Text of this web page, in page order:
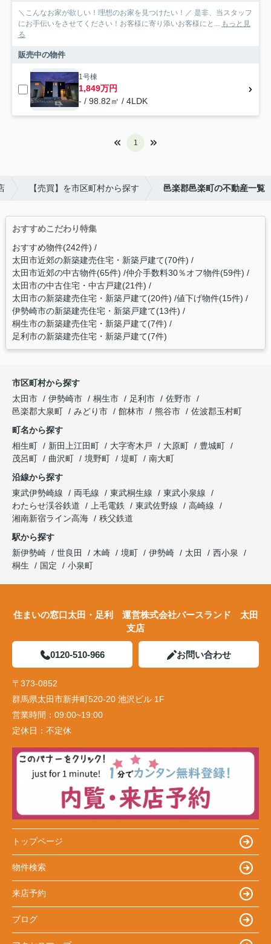
＼こんなお家が欲しい！理想のお家を見つけたい！／ 是非、当スタッフ
にお手伝いをさせてください！お客様に寄り添いお客様にと... もっと見
る
販売中の物件
1号棟
1,849万円
- / 98.82㎡ / 4LDK
1
【売買】を市区町村から探す 邑楽郡邑楽町の不動産一覧
おすすめこだわり特集
おすすめ物件(242件)
太田市近郊の新築建売住宅・新築戸建て(70件)
太田市近郊の中古物件(65件) 仲介手数料30％オフ物件(59件)
太田市の中古住宅・中古戸建(21件)
太田市の新築建売住宅・新築戸建て(20件) 値下げ物件(15件)
伊勢崎市の新築建売住宅・新築戸建て(13件)
桐生市の新築建売住宅・新築戸建て(7件)
足利市の新築建売住宅・新築戸建て(7件)
市区町村から探す
太田市
伊勢崎市 桐生市 足利市
佐野市
邑楽郡大泉町
みどり市 館林市 熊谷市
佐波郡玉村町
町名から探す
相生町
新田上江田町 大字寄木戸 大原町
豊城町
茂呂町
曲沢町 境野町 堤町
南大町
沿線から探す
東武伊勢崎線
両毛線 東武桐生線
東武小泉線
わたらせ渓谷鉄道
上毛電鉄 東武佐野線
高崎線
湘南新宿ライン高海
秩父鉄道
駅から探す
新伊勢崎
世良田 木崎 境町 伊勢崎 太田
西小泉
桐生
国定 小泉町
住まいの窓口太田・足利 運営株式会社バースランド 太田
支店
0120-510-966 お問い合わせ
〒373-0852
群馬県太田市新井町520-20 池沢ビル 1F
営業時間： 09:00~19:00
定休日： 不定休
トップページ
物件検索
来店予約
ブログ